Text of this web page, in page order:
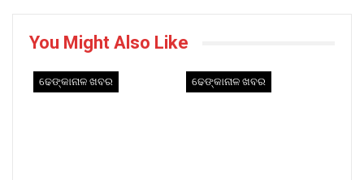
You Might Also Like
ଢେଙ୍କାନାଳ ଖବର ଢେଙ୍କାନାଳ ଖବର